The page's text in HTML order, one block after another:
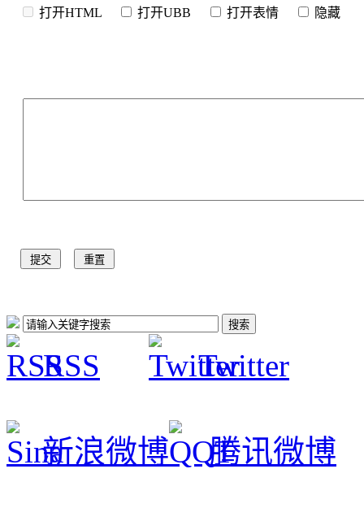
打开HTML 打开UBB 打开表情 隐
RSS Twitter
新浪微博 腾讯微博